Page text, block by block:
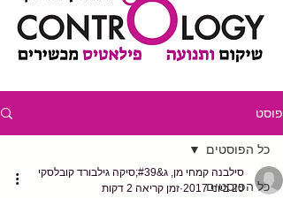
פוסט
כל הפוסטים
כל הפוסטים
סילבנה קמחי מן, ג&#39;סיקה גילבורד קובלסקי
20 ביוני 2017
זמן קריאה 2 דקות